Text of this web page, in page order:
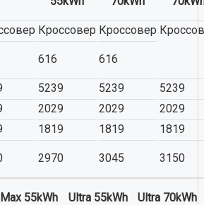
Кроссовер Кроссовер
616 616
5239 5239
5239
2029 2029
2029
1819 1819
1819
2970 3045 3150
Max 55kWh Ultra 55kWh Ultra 70kWh